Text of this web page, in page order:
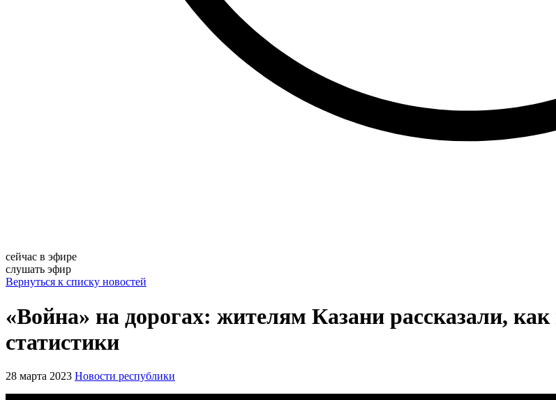
сейчас в эфире
слушать эфир
Вернуться к списку новостей
«Война» на дорогах: жителям Казани рассказали,
статистики
28 марта 2023 Новости республики